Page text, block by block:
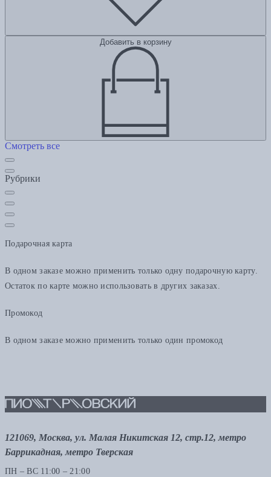
Добавить в корзину
Смотреть все
Рубрики
Подарочная карта
В одном заказе можно применить только одну подарочную карту.
Остаток по карте можно использовать в других заказах.
Промокод
В одном заказе можно применить только один промокод
121069, Москва, ул. Малая Никитская 12, стр.12, метро
Баррикадная, метро Тверская
ПН – ВС 11:00 – 21:00